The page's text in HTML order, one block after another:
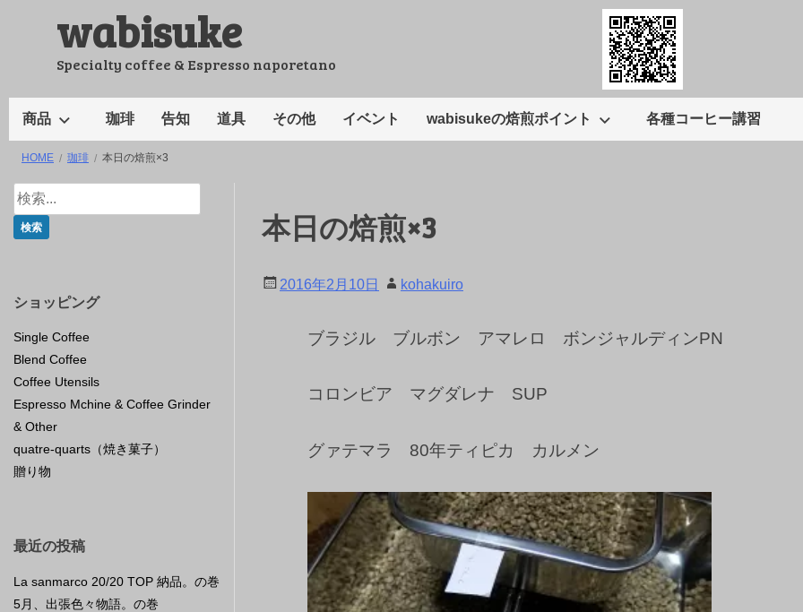
wabisuke
Specialty coffee & Espresso naporetano
商品 珈琲 告知 道具 その他 イベント wabisukeの焙煎ポイント 各種コーヒー講習
HOME 珈琲 本日の焙煎×3
本日の焙煎×3
2016年2月10日 kohakuiro
ブラジル ブルボン アマレロ ボンジャルディンPN
コロンビア マグダレナ SUP
グァテマラ 80年ティピカ カルメン
ショッピング
Single Coffee
Blend Coffee
Coffee Utensils
Espresso Mchine & Coffee Grinder
& Other
quatre-quarts（焼き菓子）
贈り物
最近の投稿
La sanmarco 20/20 TOP 納品。の巻
5月、出張色々物語。の巻